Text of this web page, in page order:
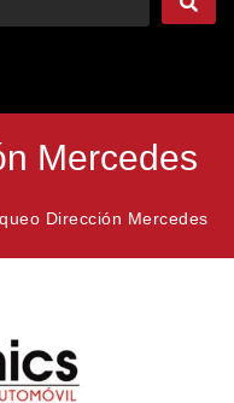
Mercedes
Dirección Mercedes